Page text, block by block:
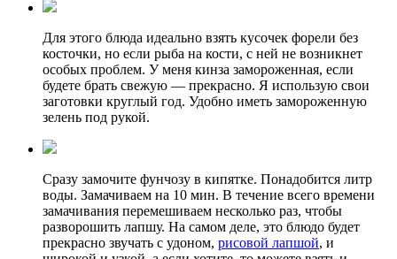
Для этого блюда идеально взять кусочек форели без
косточки, но если рыба на кости, с ней не возникнет
особых проблем. У меня кинза замороженная, если
будете брать свежую — прекрасно. Я использую свои
заготовки круглый год. Удобно иметь замороженную
зелень под рукой.
Сразу замочите фунчозу в кипятке. Понадобится литр
воды. Замачиваем на 10 мин. В течение всего времени
замачивания перемешиваем несколько раз, чтобы
разворошить лапшу. На самом деле, это блюдо будет
прекрасно звучать с удоном, рисовой лапшой, и